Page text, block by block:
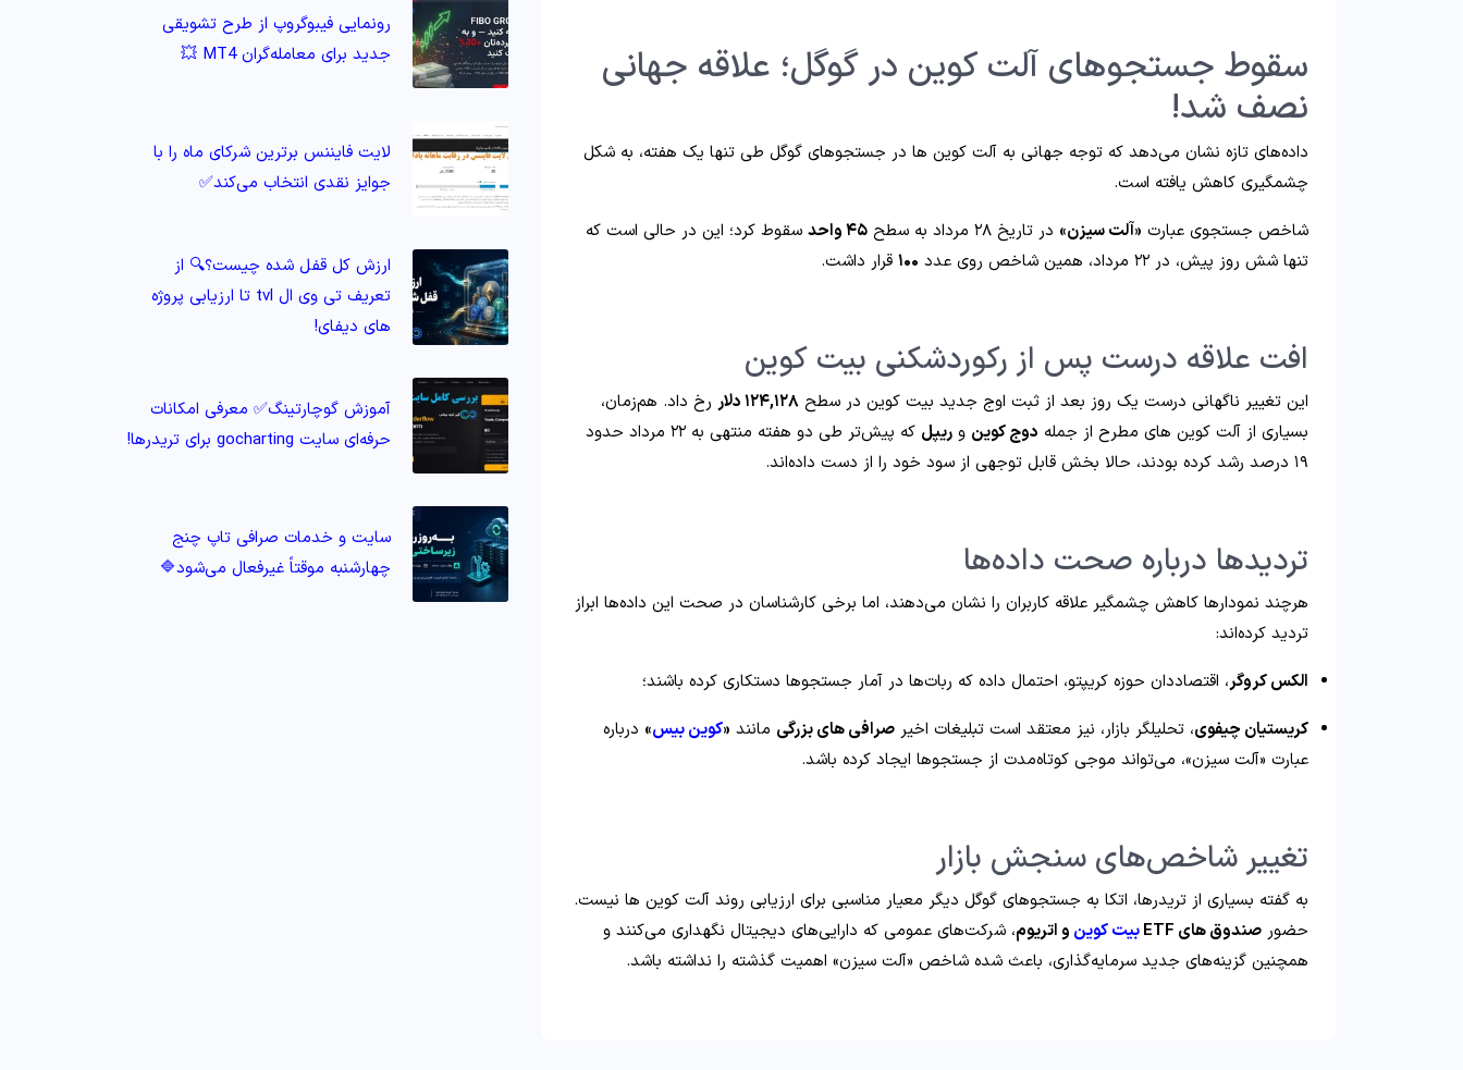
سقوط جستجوهای آلت‌ کوین در گوگل؛ علاقه جهانی
نصف شد!
داده‌های تازه نشان می‌دهد که توجه جهانی به آلت‌ کوین‌ ها در جستجوهای گوگل طی تنها یک هفته، به شکل
چشمگیری کاهش یافته است.
شاخص جستجوی عبارت «آلت سیزن» در تاریخ ۲۸ مرداد به سطح ۴۵ واحد
سقوط کرد؛ این در حالی است که
تنها شش روز پیش، در ۲۲ مرداد، همین شاخص روی عدد
۱۰۰ قرار داشت.
افت علاقه درست پس از رکوردشکنی بیت‌ کوین
این تغییر ناگهانی درست یک روز بعد از ثبت اوج جدید بیت‌ کوین در سطح ۱۲۴,۱۲۸ دلار
رخ داد. هم‌زمان،
بسیاری از آلت‌ کوین‌ های مطرح از جمله دوج‌ کوین و ریپل
که پیش‌تر طی دو هفته منتهی به ۲۲ مرداد حدود
۱۹ درصد رشد کرده بودند، حالا بخش قابل توجهی از سود خود را از دست داده‌اند.
تردیدها درباره صحت داده‌ها
هرچند نمودارها کاهش چشمگیر علاقه کاربران را نشان می‌دهند، اما برخی کارشناسان در صحت این داده‌ها ابراز
تردید کرده‌اند:
الکس کروگر، اقتصاددان حوزه کریپتو، احتمال داده که ربات‌ها در آمار جستجوها دستکاری کرده باشند؛
کریستیان چیفوی، تحلیلگر بازار، نیز معتقد است تبلیغات اخیر صرافی‌ های بزرگی مانند «کوین‌ بیس» درباره
عبارت «آلت سیزن»، می‌تواند موجی کوتاه‌مدت از جستجوها ایجاد کرده باشد.
تغییر شاخص‌های سنجش بازار
به گفته بسیاری از تریدرها، اتکا به جستجوهای گوگل دیگر معیار مناسبی برای ارزیابی روند آلت‌ کوین‌ ها نیست.
حضور صندوق‌ های ETF بیت‌ کوین و اتریوم، شرکت‌های عمومی که دارایی‌های دیجیتال نگهداری می‌کنند و
همچنین گزینه‌های جدید سرمایه‌گذاری، باعث شده شاخص «آلت سیزن» اهمیت گذشته را نداشته باشد.
رونمایی فیبوگروپ از طرح تشویقی
جدید برای معامله‌گران MT4 💥
لایت فایننس برترین شرکای ماه را با
جوایز نقدی انتخاب می‌کند✅
ارزش کل قفل شده چیست؟🔍 از
تعریف تی وی ال tvl تا ارزیابی پروژه‌
های دیفای!
آموزش گوچارتینگ✅ معرفی امکانات
حرفه‌ای سایت gocharting برای تریدرها!
سایت و خدمات صرافی تاپ‌ چنج
چهارشنبه موقتاً غیرفعال می‌شود🔷